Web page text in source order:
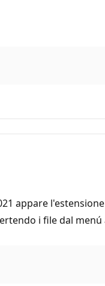
appare
i file dal